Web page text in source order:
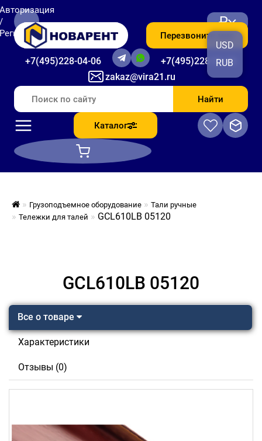
zakaz@vira21.ru
+7(495)228-04-06 +7(495)228-06-56
Перезвоните мне
₽
USD
RUB
Найти
Каталог
Грузоподъемное оборудование
Тали ручные
Тележки для талей
GCL610LB 05120
GCL610LB 05120
Все о товаре
Характеристики
Отзывы (0)